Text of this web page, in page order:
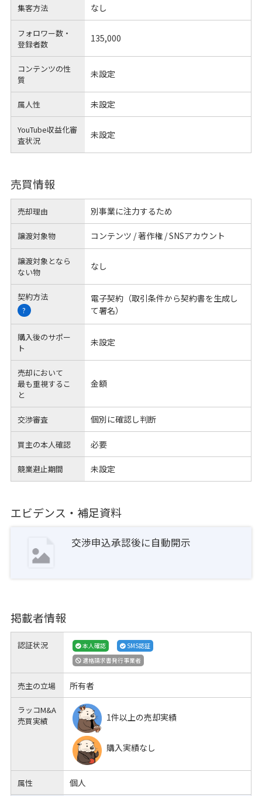
集客方法 なし
フォロワー数・
登録者数
135,000
コンテンツの性
質
未設定
属人性 未設定
YouTube収益化審
査状況
未設定
売買情報
売却理由 別事業に注力するため
譲渡対象物 コンテンツ / 著作権 / SNSアカウント
譲渡対象となら
ない物
なし
契約方法
?
電子契約（取引条件から契約書を生成し
て署名）
購入後のサポー
ト
未設定
売却において
最も重視するこ
と
金額
交渉審査 個別に確認し判断
買主の本人確認 必要
競業避止期間 未設定
エビデンス・補足資料
交渉申込承認後に自動開示
掲載者情報
認証状況 本人確認
SMS認証
適格請求書発行事業者
売主の立場 所有者
ラッコM&A
売買実績
1件以上の売却実績
購入実績なし
属性 個人